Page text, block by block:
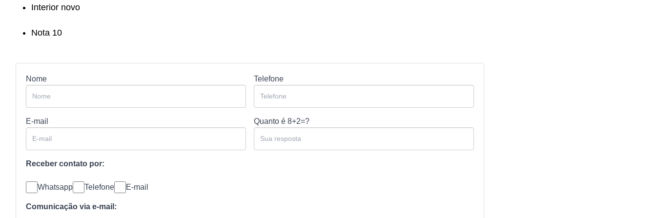
Interior novo
Nota 10
Nome Telefone
E-mail Quanto é 8+2=?
Receber contato por:
Whatsapp Telefone E-mail
Comunicação via e-mail: